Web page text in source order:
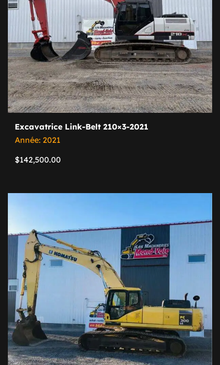
Excavatrice Link-Belt 210×3-2021
Année: 2021
$142,500.00